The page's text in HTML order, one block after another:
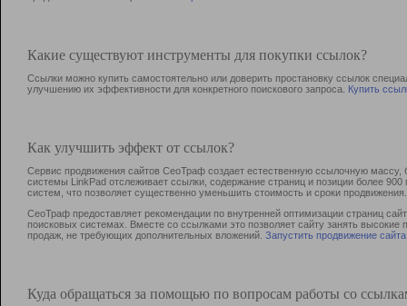
Какие существуют инструменты для покупки ссылок?
Ссылки можно купить самостоятельно или доверить простановку ссылок
улучшению их эффективности для конкретного поискового запроса. Купить
Как улучшить эффект от ссылок?
Сервис продвижения сайтов СеоТраф создает естественную ссылочную
системы LinkPad отслеживает ссылки, содержание страниц и позиции более
систем, что позволяет существенно уменьшить стоимость и сроки продвижения.
СеоТраф предоставляет рекомендации по внутренней оптимизации страниц
поисковых системах. Вместе со ссылками это позволяет сайту занять
продаж, не требующих дополнительных вложений. Запустить продвижение сайта
Куда обращаться за помощью по вопросам работы со